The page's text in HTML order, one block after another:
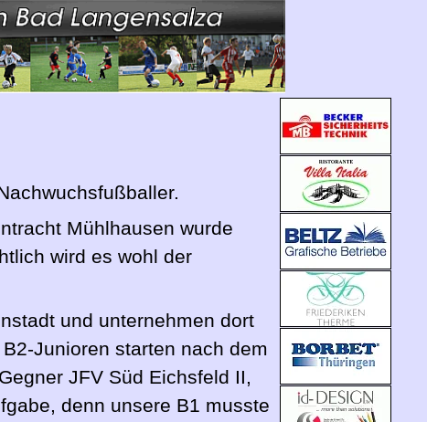
Mühlhausen wurde
wird es wohl der
und unternehmen dort
Junioren starten nach dem
JFV Süd Eichsfeld II,
denn unsere B1 musste